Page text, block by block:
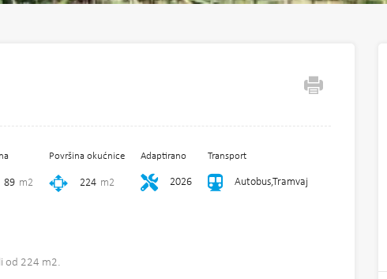
89 m2
Površina okućnice
224 m2
Adaptirano
2026
Transport
Autobus,Tramvaj
od 224 m2.